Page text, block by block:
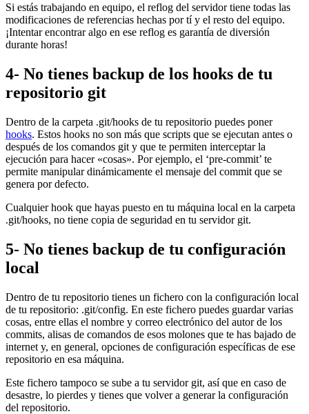
Si estás trabajando en equipo, el reflog del servidor tiene todas las
modificaciones de referencias hechas por tí y el resto del equipo.
¡Intentar encontrar algo en ese reflog es garantía de diversión
durante horas!
4- No tienes backup de los hooks de tu
repositorio git
Dentro de la carpeta .git/hooks de tu repositorio puedes poner
hooks. Estos hooks no son más que scripts que se ejecutan antes o
después de los comandos git y que te permiten interceptar la
ejecución para hacer «cosas». Por ejemplo, el ‘pre-commit’ te
permite manipular dinámicamente el mensaje del commit que se
genera por defecto.
Cualquier hook que hayas puesto en tu máquina local en la carpeta
.git/hooks, no tiene copia de seguridad en tu servidor git.
5- No tienes backup de tu configuración
local
Dentro de tu repositorio tienes un fichero con la configuración local
de tu repositorio: .git/config. En este fichero puedes guardar varias
cosas, entre ellas el nombre y correo electrónico del autor de los
commits, alisas de comandos de esos molones que te has bajado de
internet y, en general, opciones de configuración específicas de ese
repositorio en esa máquina.
Este fichero tampoco se sube a tu servidor git, así que en caso de
desastre, lo pierdes y tienes que volver a generar la configuración
del repositorio.